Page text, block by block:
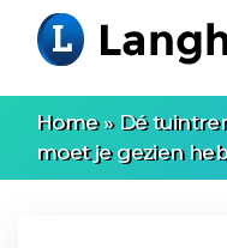
Home» Dé
moet je gezien